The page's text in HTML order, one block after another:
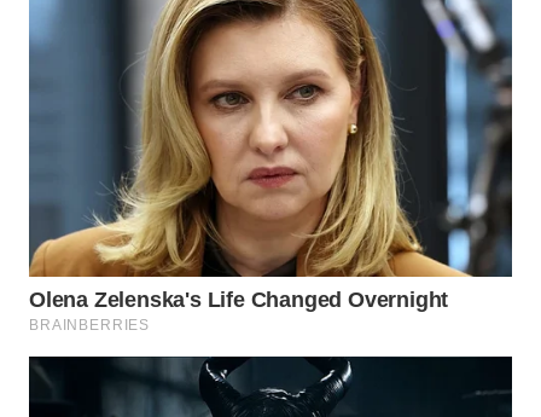
LANGKAT
WN
TAPANULI